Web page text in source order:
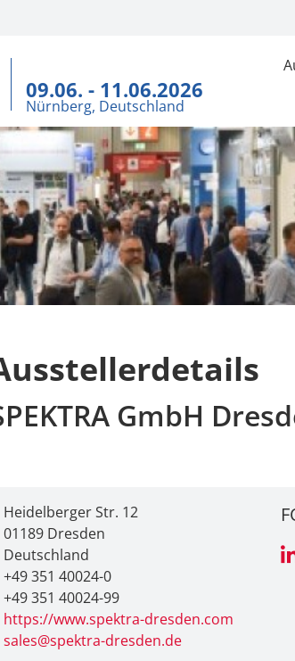
09.06. - 11.06.2026
Nürnberg, Deutschland
GmbH
Heidelberger Str. 12
01189 Dresden
Deutschland
+49 351 40024-0
+49 351 40024-99
https://www.spektra-dresden.com
sales@spektra-dresden.de